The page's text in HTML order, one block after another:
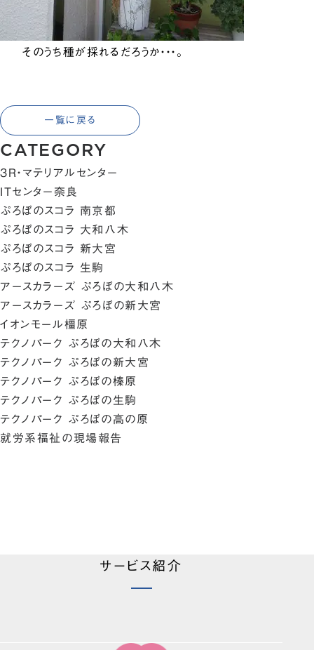
CATEGORY
3R・マテリアルセンター
ITセンター奈良
ぷろぼのスコラ 南京都
ぷろぼのスコラ 大和八木
ぷろぼのスコラ 新大宮
ぷろぼのスコラ 生駒
アースカラーズ ぷろぼの大和八木
アースカラーズ ぷろぼの新大宮
イオンモール橿原
テクノパーク ぷろぼの大和八木
テクノパーク ぷろぼの新大宮
テクノパーク ぷろぼの榛原
テクノパーク ぷろぼの生駒
テクノパーク ぷろぼの高の原
就労系福祉の現場報告
そのうち種が採れるだろうか・・・。
一覧に戻る
サービス紹介